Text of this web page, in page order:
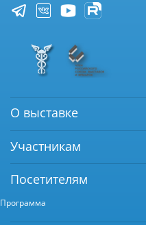
О выставке
Участникам
Посетителям
Программа